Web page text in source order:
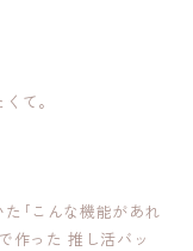
て。
｢こんな機能があれ
作った 推し活バッ